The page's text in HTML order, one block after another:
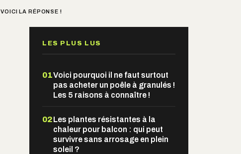
LA RÉPONSE !
LES PLUS LUS
01Voici pourquoi il ne faut surtout
pas acheter un poêle à granulés !
Les 5 raisons à connaître !
02Les plantes résistantes à la
chaleur pour balcon : qui peut
survivre sans arrosage en plein
soleil ?